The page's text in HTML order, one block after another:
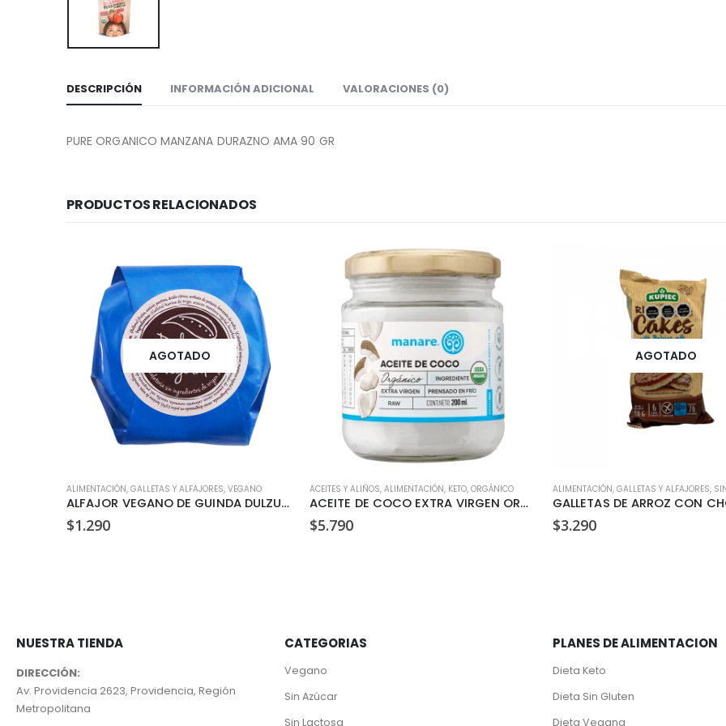
DESCRIPCIÓN INFORMACIÓN ADICIONAL VALORACIONES (0)
PURE ORGANICO MANZANA DURAZNO AMA 90 GR
PRODUCTOS RELACIONADOS
AGOTADO
ALIMENTACIÓN, GALLETAS Y ALFAJORES, VEGANO
ALFAJOR VEGANO DE GUINDA DULZURA VEGETAL 35GR
$1.290
ACEITES Y ALIÑOS, ALIMENTACIÓN, KETO, ORGÁNICO
ACEITE DE COCO EXTRA VIRGEN ORGANICO MANARE 200ML
$5.790
AGOTADO
ALIMENTACIÓN, GALLETAS Y ALFAJORES,
$3.290
NUESTRA TIENDA
DIRECCIÓN:
Av. Providencia 2623, Providencia, Región
Metropolitana
CATEGORIAS
Vegano
Sin Azúcar
Sin Lactosa
PLANES DE ALIMENTACION
Dieta Keto
Dieta Sin Gluten
Dieta Vegana